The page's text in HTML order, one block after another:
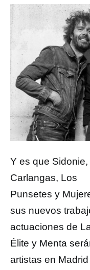
Y es que
Carlangas, Los
Punsetes y
sus nuevos
actuaciones de
Élite y Menta
artistas en